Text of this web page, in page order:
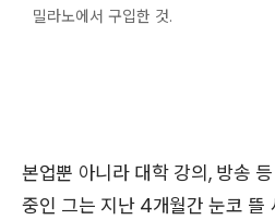
밀라노에서 구입한 것.
본업뿐 아니라 대학 강의, 방송
중인 그는 지난 4개월간 눈코 뜰